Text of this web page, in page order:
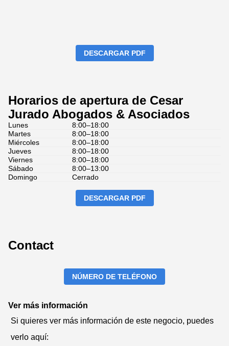
DESCARGAR PDF
Horarios de apertura de Cesar
Jurado Abogados & Asociados
Lunes
8:00–18:00
Martes
8:00–18:00
Miércoles
8:00–18:00
Jueves
8:00–18:00
Viernes
8:00–18:00
Sábado
8:00–13:00
Domingo
Cerrado
DESCARGAR PDF
Contact
NÚMERO DE TELÉFONO
Ver más información
Si quieres ver más información de este negocio, puedes
verlo aquí: